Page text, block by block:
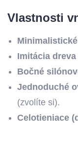
Vlastnosti
Imitácia dreva
Bočné
Jednoduché
(zvolíte si).
Celotieniace